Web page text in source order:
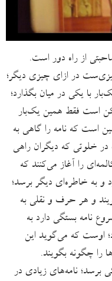
از راه دور است.
در ازای چیزی دیگر؛
با یکی در میان بگذارد؛
است فقط همین یک‌‌بار
است که نامه را گاهی به
در خلوتی که دیگران راهی
را آغاز می‌کنند که
به خاطره‌ای دیگر برسد؛
و هر حرف و نقلی به
نامه بستگی دارد به
اوست که می‌گوید این
را چگونه بگویند.
برسد؛ نامه‌های زیادی در